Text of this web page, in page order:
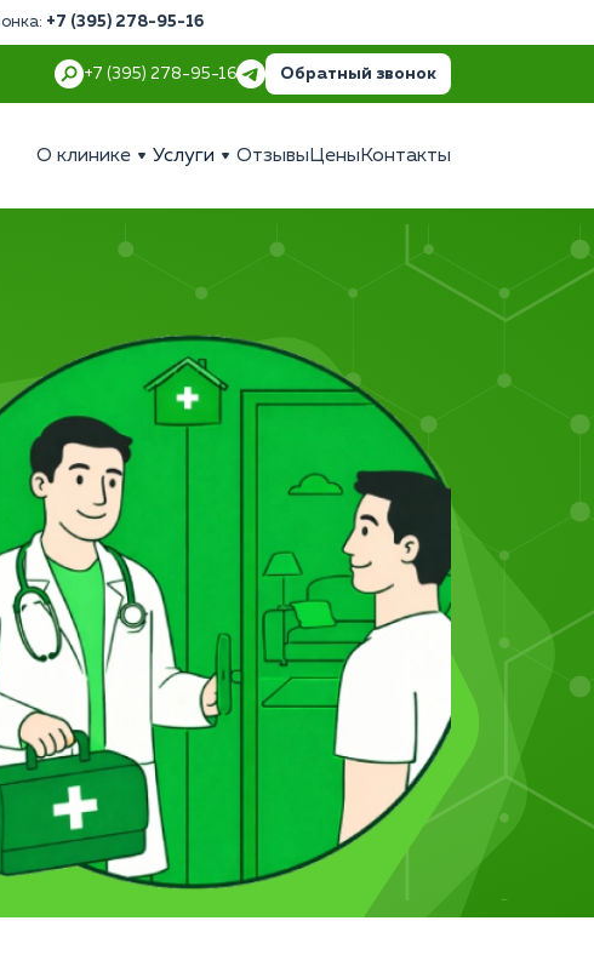
+7 (395) 278-95-16
+7 (395) 278-95-16 Обратный звонок
О клинике Услуги Отзывы Цены Контакты